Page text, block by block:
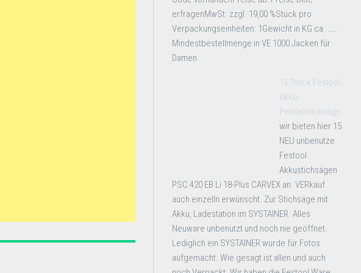
erfragenMwSt. zzgl. 19,00 %Stück pro
Verpackungseinheiten: 1Gewicht in KG ca. ……
Mindestbestellmenge in VE 1000 Jacken für
Damen
15 Stück Festool
Akku-
Pendelstichsäge
wir bieten hier 15
NEU unbenutze
Festool
Akkustichsägen
PSC 420 EB Li 18-Plus CARVEX an. VERkauf
auch einzelln erwünscht. Zur Stichsäge mit
Akku, Ladestation im SYSTAINER. Alles
Neuware unbenutzt und noch nie geöffnet.
Lediglich ein SYSTAINER wurde für Fotos
aufgemacht. Wie gesagt ist allen und auch